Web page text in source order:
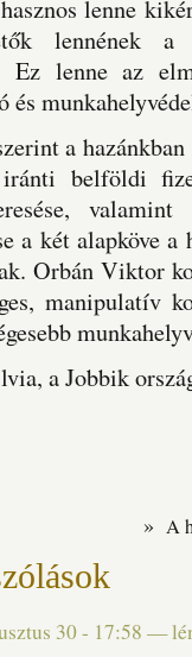
lenne
lennének a
Ez lenne az
és
a
belföldi
a két alapköve
Orbán Viktor
manipulatív
a Jobbik
» A
30 - 17:58 —